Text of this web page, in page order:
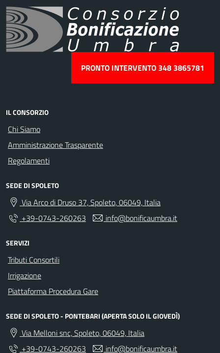
PRONTO INTERVENTO 348 3865781
IL CONSORZIO
Chi Siamo
Amministrazione Trasparente
Regolamenti
SEDE DI SPOLETO
Via Arco di Druso 37, Spoleto, 06049, Italia
+39-0743-260263
info@bonificaumbra.it
SERVIZI
Tributi Consortili
Irrigazione
Piattaforma Procedura Gare
SEDE DI SPOLETO - PONTEBARI (APERTA SOLO IL GIOVEDÌ)
Via Melloni snc, Spoleto, 06049, Italia
+39-0743-260263
info@bonificaumbra.it